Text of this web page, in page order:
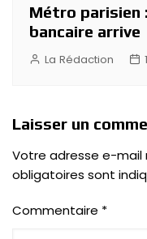
Métro parisien
bancaire arrive
La Rédaction
Laisser un
Votre adresse e-mail
obligatoires sont
Commentaire *